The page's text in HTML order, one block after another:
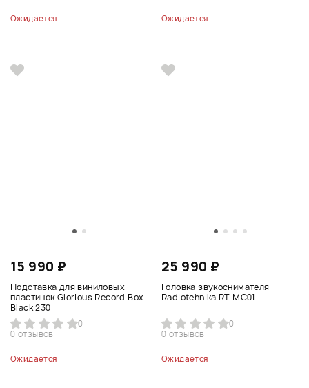
Ожидается Ожидается
15 990 ₽
Подставка для виниловых
пластинок Glorious Record Box
Black 230
0
0 отзывов
Ожидается
25 990 ₽
Головка звукоснимателя
Radiotehnika RT-MC01
0
0 отзывов
Ожидается